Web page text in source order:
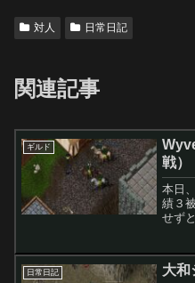
対人 日常日記
関連記事
ギルド
戦
本日
績３
せず
す。
に有
理解
日常日記 大和